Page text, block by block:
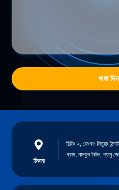
জমা দিন
ঠিকানা
বিল্ডিং ২, ফেংবাং জিচুয়াং
গ্রাম, নানকুন টাউন, প্যানু